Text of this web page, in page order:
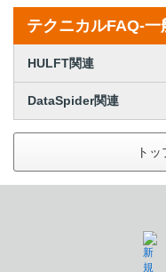
テクニカルFAQ-一
HULFT関連
DataSpider関連
ト